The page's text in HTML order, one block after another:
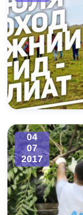
04
07
2017